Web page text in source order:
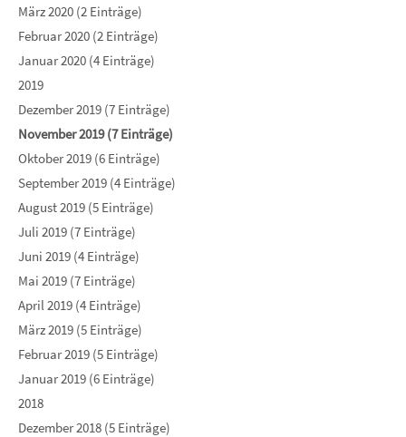
März 2020 (2 Einträge)
Februar 2020 (2 Einträge)
Januar 2020 (4 Einträge)
2019
Dezember 2019 (7 Einträge)
November 2019 (7 Einträge)
Oktober 2019 (6 Einträge)
September 2019 (4 Einträge)
August 2019 (5 Einträge)
Juli 2019 (7 Einträge)
Juni 2019 (4 Einträge)
Mai 2019 (7 Einträge)
April 2019 (4 Einträge)
März 2019 (5 Einträge)
Februar 2019 (5 Einträge)
Januar 2019 (6 Einträge)
2018
Dezember 2018 (5 Einträge)